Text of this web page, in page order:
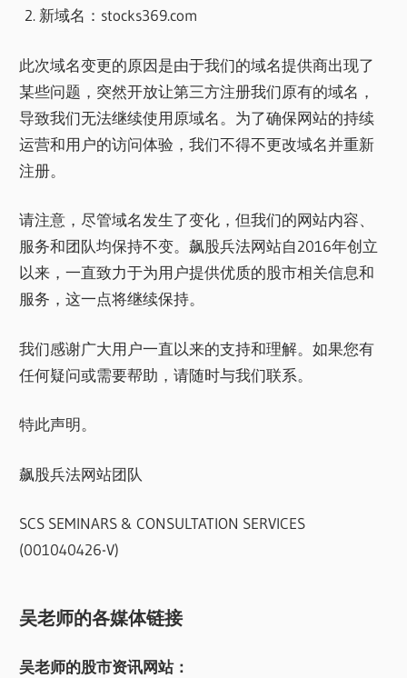
新域名：stocks369.com
此次域名变更的原因是由于我们的域名提供商出现了
某些问题，突然开放让第三方注册我们原有的域名，
导致我们无法继续使用原域名。为了确保网站的持续
运营和用户的访问体验，我们不得不更改域名并重新
注册。
请注意，尽管域名发生了变化，但我们的网站内容、
服务和团队均保持不变。飙股兵法网站自2016年创立
以来，一直致力于为用户提供优质的股市相关信息和
服务，这一点将继续保持。
我们感谢广大用户一直以来的支持和理解。如果您有
任何疑问或需要帮助，请随时与我们联系。
特此声明。
飙股兵法网站团队
SCS SEMINARS & CONSULTATION SERVICES
(001040426-V)
吴老师的各媒体链接
吴老师的股市资讯网站：